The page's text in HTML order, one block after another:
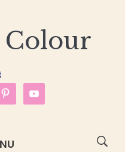
Colour